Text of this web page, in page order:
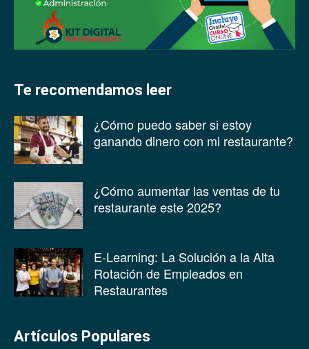
Te recomendamos leer
¿Cómo puedo saber si estoy
ganando dinero con mi restaurante?
¿Cómo aumentar las ventas de tu
restaurante este 2025?
E-Learning: La Solución a la Alta
Rotación de Empleados en
Restaurantes
Artículos Populares